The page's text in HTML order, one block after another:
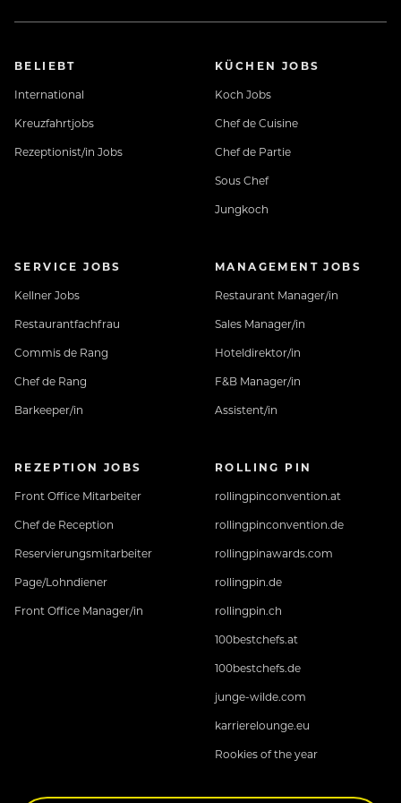
Wohn-Schlafraum, W-LAN, TV...
Kostenfreie Mitarbeiterverpflegung - 7 Tage die
Woche, auch an arbeitsfreien Tagen
Partnern in der Region
13. Und 14. Entgelt aliquot nach KV
Bezahlung laut Kollektiv – Bereitschaft zur
https://www.neuhaus-zillertal.com/specials/karriere/
Interessiert? Dann zeig uns dein Potential und
bewirb dich jetzt!
Zusendung deiner vollständigen
Bewerbungsunterlagen per E-Mail an
j.moigg@neuhaus-zillertal.com oder
BELIEBT
International
Kreuzfahrtjobs
Rezeptionist/in Jobs
KÜCHEN JOBS
Koch Jobs
Chef de Cuisine
Chef de Partie
Sous Chef
Jungkoch
SERVICE JOBS
Kellner Jobs
Restaurantfachfrau
Commis de Rang
Chef de Rang
Barkeeper/in
MANAGEMENT JOBS
Restaurant Manager/in
Sales Manager/in
Hoteldirektor/in
F&B Manager/in
Assistent/in
REZEPTION JOBS
Front Office Mitarbeiter
Chef de Reception
Reservierungsmitarbeiter
Page/Lohndiener
Front Office Manager/in
ROLLING PIN
rollingpinconvention.at
rollingpinconvention.de
rollingpinawards.com
rollingpin.de
rollingpin.ch
100bestchefs.at
100bestchefs.de
junge-wilde.com
karrierelounge.eu
Rookies of the year